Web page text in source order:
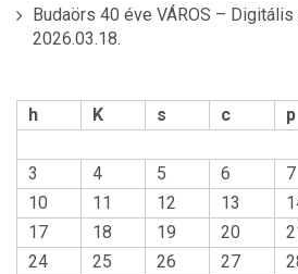
Budaörs 40 éve VÁROS –
2026.03.18.
h K s c p
3
4 5 6 7
10
11 12 13
17
18 19 20
24
25 26 27